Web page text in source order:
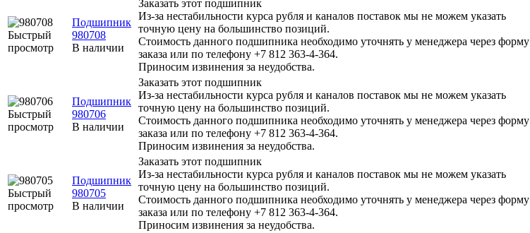
Быстрый
просмотр
Подшипник
980708
В наличии
Заказать этот подшипник
Из-за нестабильности курса рубля и каналов поставок мы не можем указать
точную цену на большинство позиций.
Стоимость данного подшипника необходимо уточнять у менеджера через форму
заказа или по телефону +7 812 363-4-364.
Приносим извинения за неудобства.
Быстрый
просмотр
Подшипник
980706
В наличии
Заказать этот подшипник
Из-за нестабильности курса рубля и каналов поставок мы не можем указать
точную цену на большинство позиций.
Стоимость данного подшипника необходимо уточнять у менеджера через форму
заказа или по телефону +7 812 363-4-364.
Приносим извинения за неудобства.
Быстрый
просмотр
Подшипник
980705
В наличии
Заказать этот подшипник
Из-за нестабильности курса рубля и каналов поставок мы не можем указать
точную цену на большинство позиций.
Стоимость данного подшипника необходимо уточнять у менеджера через форму
заказа или по телефону +7 812 363-4-364.
Приносим извинения за неудобства.